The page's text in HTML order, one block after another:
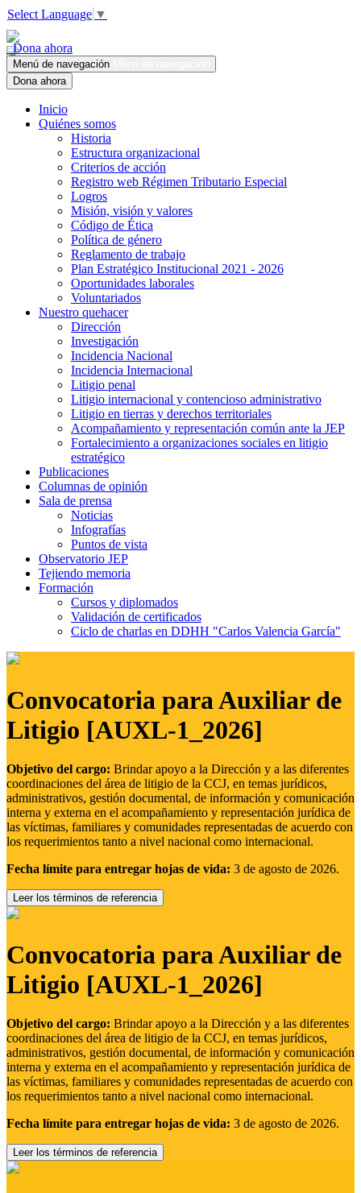
Select Language ▼
Dona ahora
Menú de navegación
Dona ahora
Inicio
Quiénes somos
Historia
Estructura organizacional
Criterios de acción
Registro web Régimen Tributario Especial
Logros
Misión, visión y valores
Código de Ética
Política de género
Reglamento de trabajo
Plan Estratégico Institucional 2021 - 2026
Oportunidades laborales
Voluntariados
Nuestro quehacer
Dirección
Investigación
Incidencia Nacional
Incidencia Internacional
Litigio penal
Litigio internacional y contencioso administrativo
Litigio en tierras y derechos territoriales
Acompañamiento y representación común ante la JEP
Fortalecimiento a organizaciones sociales en litigio
estratégico
Publicaciones
Columnas de opinión
Sala de prensa
Noticias
Infografías
Puntos de vista
Observatorio JEP
Tejiendo memoria
Formación
Cursos y diplomados
Validación de certificados
Ciclo de charlas en DDHH "Carlos Valencia García"
Convocatoria para Auxiliar de
Litigio [AUXL-1_2026]
Objetivo del cargo: Brindar apoyo a la Dirección y a las diferentes
coordinaciones del área de litigio de la CCJ, en temas jurídicos,
administrativos, gestión documental, de información y comunicación
interna y externa en el acompañamiento y representación jurídica de
las víctimas, familiares y comunidades representadas de acuerdo con
los requerimientos tanto a nivel nacional como internacional.
Fecha límite para entregar hojas de vida: 3 de agosto de 2026.
Leer los términos de referencia
Convocatoria para Auxiliar de
Litigio [AUXL-1_2026]
Objetivo del cargo: Brindar apoyo a la Dirección y a las diferentes
coordinaciones del área de litigio de la CCJ, en temas jurídicos,
administrativos, gestión documental, de información y comunicación
interna y externa en el acompañamiento y representación jurídica de
las víctimas, familiares y comunidades representadas de acuerdo con
los requerimientos tanto a nivel nacional como internacional.
Fecha límite para entregar hojas de vida: 3 de agosto de 2026.
Leer los términos de referencia